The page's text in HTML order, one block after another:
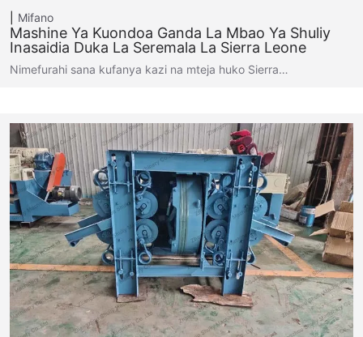
Mifano
Mashine Ya Kuondoa Ganda La Mbao Ya Shuliy
Inasaidia Duka La Seremala La Sierra Leone
Nimefurahi sana kufanya kazi na mteja huko Sierra…